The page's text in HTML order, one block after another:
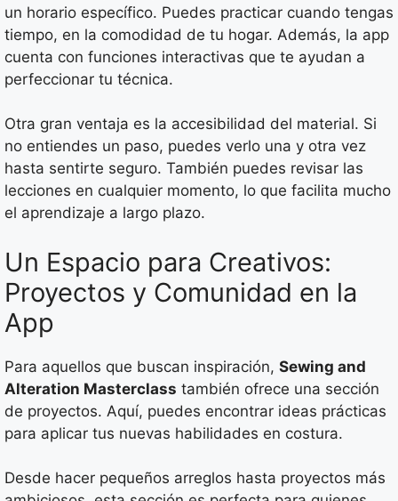
un horario específico. Puedes practicar cuando tengas
tiempo, en la comodidad de tu hogar. Además, la app
cuenta con funciones interactivas que te ayudan a
perfeccionar tu técnica.
Otra gran ventaja es la accesibilidad del material. Si
no entiendes un paso, puedes verlo una y otra vez
hasta sentirte seguro. También puedes revisar las
lecciones en cualquier momento, lo que facilita mucho
el aprendizaje a largo plazo.
Un Espacio para Creativos:
Proyectos y Comunidad en la
App
Para aquellos que buscan inspiración, Sewing and
Alteration Masterclass también ofrece una sección
de proyectos. Aquí, puedes encontrar ideas prácticas
para aplicar tus nuevas habilidades en costura.
Desde hacer pequeños arreglos hasta proyectos más